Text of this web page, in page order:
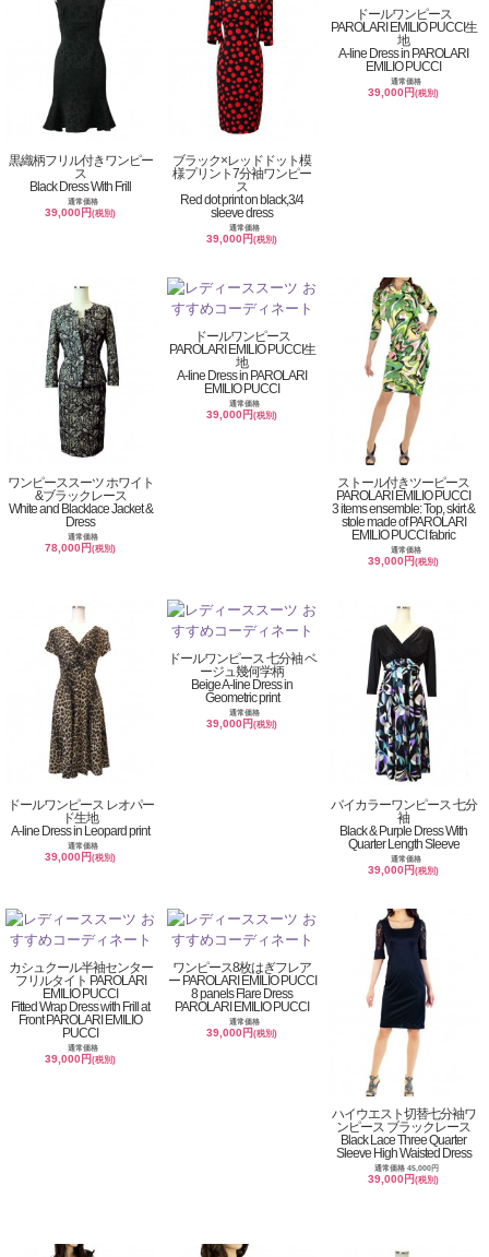
黒織柄フリル付きワンピー
ス
Black Dress With Frill
通常価格
39,000円(税別)
ブラック×レッドドット模
様プリント7分袖ワンピー
ス
Red dot print on black,3/4
sleeve dress
通常価格
39,000円(税別)
ドールワンピース
PAROLARI EMILIO PUCCI生
地
A-line Dress in PAROLARI
EMILIO PUCCI
通常価格
39,000円(税別)
ワンピーススーツ ホワイト
&ブラックレース
White and Blacklace Jacket &
Dress
通常価格
78,000円(税別)
ドールワンピース
PAROLARI EMILIO PUCCI生
地
A-line Dress in PAROLARI
EMILIO PUCCI
通常価格
39,000円(税別)
ストール付きツーピース
PAROLARI EMILIO PUCCI
3 items ensemble: Top, skirt &
stole made of PAROLARI
EMILIO PUCCI fabric
通常価格
39,000円(税別)
ドールワンピース レオパー
ド生地
A-line Dress in Leopard print
通常価格
39,000円(税別)
ドールワンピース 七分袖 ベ
ージュ幾何学柄
Beige A-line Dress in
Geometric print
通常価格
39,000円(税別)
バイカラーワンピース 七分
袖
Black & Purple Dress With
Quarter Length Sleeve
通常価格
39,000円(税別)
カシュクール半袖センター
フリルタイト PAROLARI
EMILIO PUCCI
Fitted Wrap Dress with Frill at
Front PAROLARI EMILIO
PUCCI
通常価格
39,000円(税別)
ワンピース8枚はぎフレア
ー PAROLARI EMILIO PUCCI
8 panels Flare Dress
PAROLARI EMILIO PUCCI
通常価格
39,000円(税別)
ハイウエスト切替七分袖ワ
ンピース ブラックレース
Black Lace Three Quarter
Sleeve High Waisted Dress
通常価格 45,000円
39,000円(税別)